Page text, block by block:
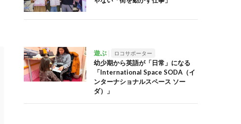
遊ぶ ロコサポーター
幼少期から英語が「日常」になる
「International Space SODA（イ
ンターナショナルスペース ソー
ダ）」